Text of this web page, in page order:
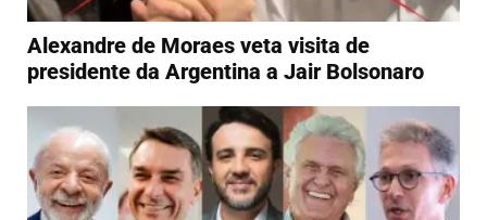
Alexandre de Moraes veta visita de
presidente da Argentina a Jair Bolsonaro